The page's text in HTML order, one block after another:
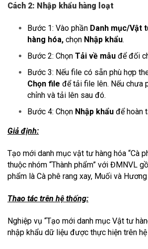
Cách 2: Nhập khẩu hàng loạt
Bước 1: Vào phần Danh mục/Vật
hàng hóa, chọn Nhập khẩu.
Bước 2: Chọn Tải về mẫu để đối
Bước 3: Nếu file có sẵn phù hợp
Chọn file để tải file lên. Nếu chưa
chỉnh và tải lên sau đó.
Bước 4: Chọn Nhập khẩu để hoàn
Giả định:
Tạo mới danh mục vật tư hàng hóa “Cà
thuộc nhóm “Thành phẩm” với ĐMNVL
phẩm là Cà phê rang xay, Muối và
Thao tác trên hệ thống:
Nghiệp vụ “Tạo mới danh mục Vật tư
nhập khẩu dữ liệu được thực hiện trên